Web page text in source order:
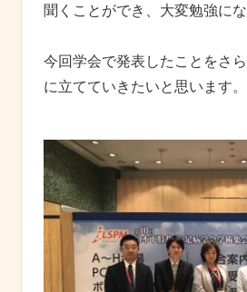
聞くことができ、大変勉強にな
今回学会で発表したことをさ
に立てていきたいと思います。